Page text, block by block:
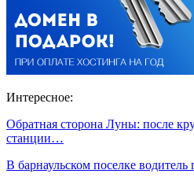
Интересное:
Обратная сторона Луны: после
станции…
В барнаульском поселке водитель